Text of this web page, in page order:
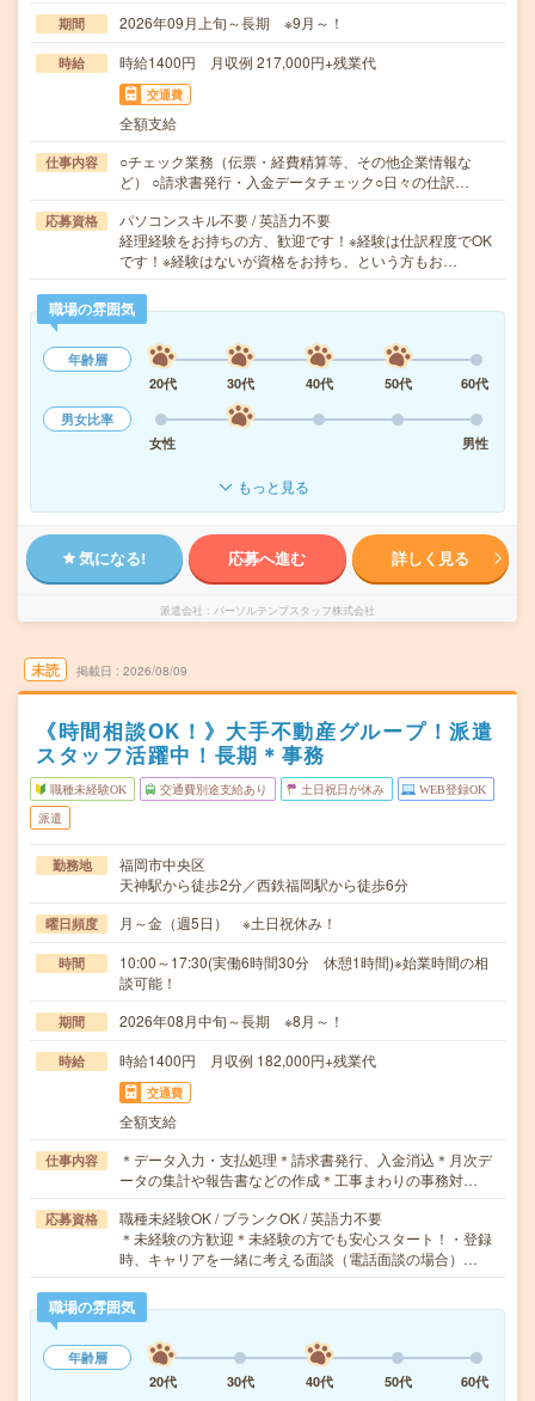
期間 2026年09月上旬～長期 ※9月～！
時給 時給1400円 月収例 217,000円+残業代
交通費
全額支給
仕事内容
○チェック業務（伝票・経費精算等、その他企業情報な
ど） ○請求書発行・入金データチェック○日々の仕訳…
応募資格
パソコンスキル不要 / 英語力不要
経理経験をお持ちの方、歓迎です！※経験は仕訳程度でOK
です！※経験はないが資格をお持ち、という方もお…
職場の雰囲気
年齢層
20代
30代 40代 50代
60代
男女比率
女性
男性
もっと見る
気になる! 応募へ進む 詳しく見る
派遣会社 パーソルテンプスタッフ株式会社
未読 掲載日 2026/08/09
《時間相談OK！》大手不動産グループ！派遣
スタッフ活躍中！長期＊事務
職種未経験OK 交通費別途支給あり 土日祝日が休み WEB登録OK
派遣
勤務地
福岡市中央区
天神駅から徒歩2分／西鉄福岡駅から徒歩6分
曜日頻度 月～金（週5日） ※土日祝休み！
時間
10:00～17:30(実働6時間30分 休憩1時間)※始業時間の相
談可能！
期間 2026年08月中旬～長期 ※8月～！
時給 時給1400円 月収例 182,000円+残業代
交通費
全額支給
仕事内容
＊データ入力・支払処理＊請求書発行、入金消込＊月次デ
ータの集計や報告書などの作成＊工事まわりの事務対…
応募資格
職種未経験OK / ブランクOK / 英語力不要
＊未経験の方歓迎＊未経験の方でも安心スタート！・登録
時、キャリアを一緒に考える面談（電話面談の場合）…
職場の雰囲気
年齢層
20代
30代 40代 50代
60代